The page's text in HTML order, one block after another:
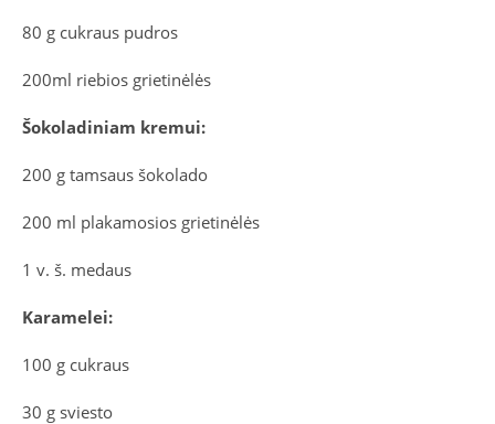
80 g cukraus pudros
200ml riebios grietinėlės
Šokoladiniam kremui:
200 g tamsaus šokolado
200 ml plakamosios grietinėlės
1 v. š. medaus
Karamelei:
100 g cukraus
30 g sviesto